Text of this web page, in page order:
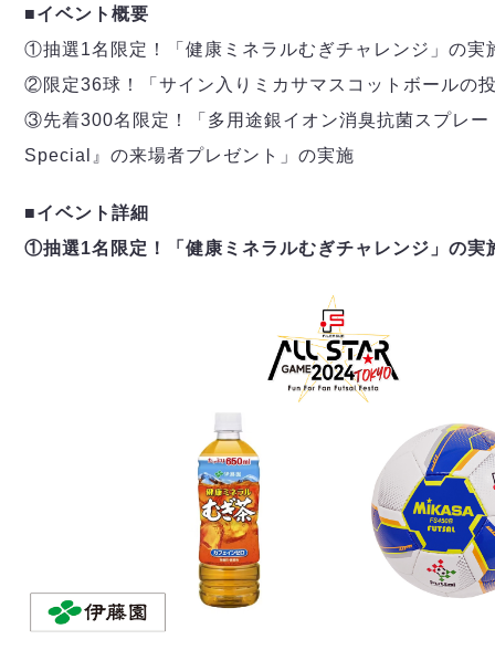
大会概要
アリーナ情報
チケット情報
過去の記録
アグレミーナ浜松
デウソン神戸
ポルセイド浜田
ミラクルスマイル新居浜
選手の通算記録（Ｆ１）
エスポラーダ北海道
バルドラール浦安
フウガドールすみだ
立川アスレティックFC
ペスカドーラ町田
選手の通算記録（Ｆ２）
ヴォスクオーレ仙台
リガーレヴィア葛飾
Y．S．C．C．横浜
FOLLOW US!
■イベント概要
①抽選1名限定！「健康ミネラルむぎチャレンジ」の実
②限定36球！「サイン入りミカサマスコットボールの
③先着300名限定！「多用途銀イオン消臭抗菌スプレー
Special』の来場者プレゼント」の実施
■イベント詳細
①抽選1名限定！「健康ミネラルむぎチャレンジ」の実